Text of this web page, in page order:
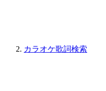
カラオケ歌詞検索